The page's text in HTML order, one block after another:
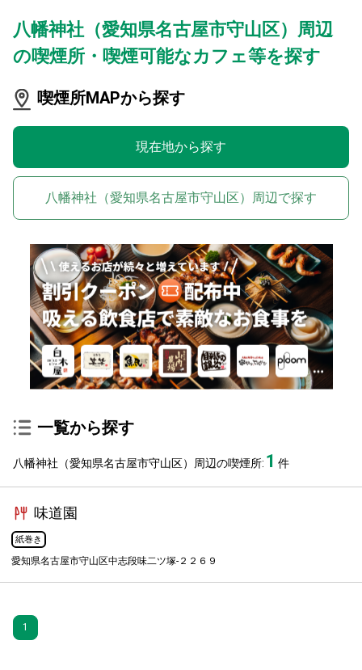
八幡神社（愛知県名古屋市守山区）周辺
の喫煙所・喫煙可能なカフェ等を探す
喫煙所MAPから探す
現在地から探す
八幡神社（愛知県名古屋市守山区）周辺で探す
一覧から探す
八幡神社（愛知県名古屋市守山区）周辺の喫煙所: 1 件
味道園
紙巻き
愛知県名古屋市守山区中志段味二ツ塚-２２６９
1